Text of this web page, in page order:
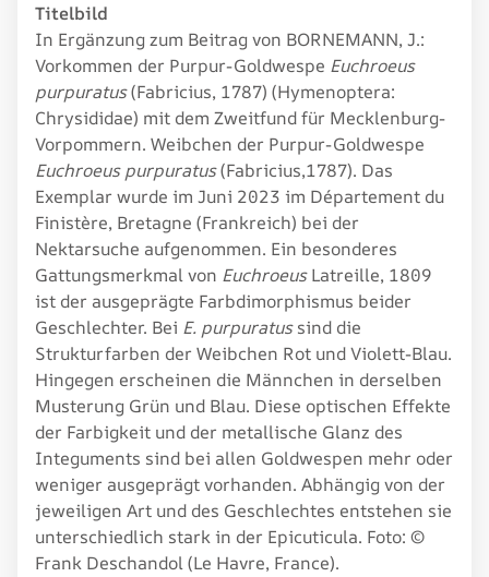
Titelbild
In Ergänzung zum Beitrag von BORNEMANN, J.:
Vorkommen der Purpur-Goldwespe Euchroeus
purpuratus(Fabricius, 1787) (Hymenoptera:
Chrysididae) mit dem Zweitfund für Mecklenburg-
Vorpommern. Weibchen der Purpur-Goldwespe
Euchroeus purpuratus(Fabricius,1787). Das
Exemplar wurde im Juni 2023 im Département du
Finistère, Bretagne (Frankreich) bei der
Nektarsuche aufgenommen. Ein besonderes
Gattungsmerkmal von EuchroeusLatreille, 1809
ist der ausgeprägte Farbdimorphismus beider
Geschlechter. Bei E. purpuratussind die
Strukturfarben der Weibchen Rot und Violett-Blau.
Hingegen erscheinen die Männchen in derselben
Musterung Grün und Blau. Diese optischen Effekte
der Farbigkeit und der metallische Glanz des
Integuments sind bei allen Goldwespen mehr oder
weniger ausgeprägt vorhanden. Abhängig von der
jeweiligen Art und des Geschlechtes entstehen sie
unterschiedlich stark in der Epicuticula. Foto: ©
Frank Deschandol (Le Havre, France).